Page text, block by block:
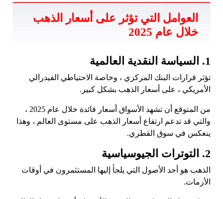
العوامل التي تؤثر على أسعار الذهب
خلال عام 2025
1. السياسة النقدية العالمية
تؤثر قرارات البنك المركزي ، وخاصة الاحتياطي الفيدرالي
الأمريكي ، على أسعار الذهب بشكل كبير.
من المتوقع أن تشهد الأسواق أسعار فائدة خلال عام 2025 ،
والتي قد تدعم ارتفاع أسعار الذهب على مستوى العالم ، وهذا
ينعكس في سوق القطري.
2. التوترات الجيوسياسية
الذهب هو أحد الأصول التي يلجأ إليها المستثمرون في أوقات
الأزمات.